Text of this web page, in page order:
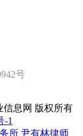
号
信息网 版权所有
-1
所 尹有林律师